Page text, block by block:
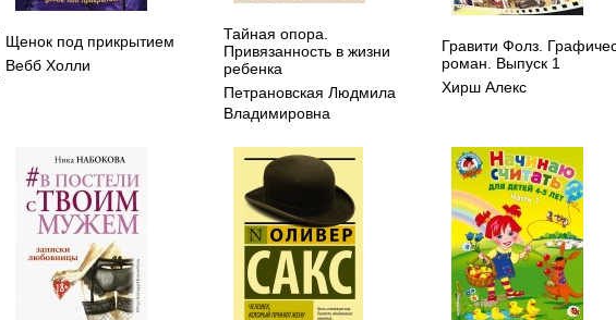
Щенок под прикрытием
Вебб Холли
Тайная опора.
Привязанность в жизни
ребенка
Петрановская Людмила
Владимировна
Гравити Фолз.
роман. Выпуск 1
Хирш Алекс